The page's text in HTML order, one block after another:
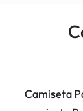
Camiseta